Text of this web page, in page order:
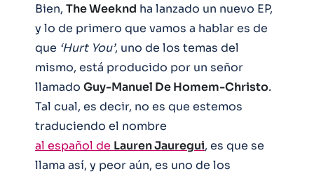
Bien, The Weeknd ha lanzado un nuevo EP,
y lo de primero que vamos a hablar es de
que ‘Hurt You’, uno de los temas del
mismo, está producido por un señor
llamado Guy-Manuel De Homem-Christo.
Tal cual, es decir, no es que estemos
traduciendo el nombre
al español de Lauren Jauregui, es que se
llama así, y peor aún, es uno de los